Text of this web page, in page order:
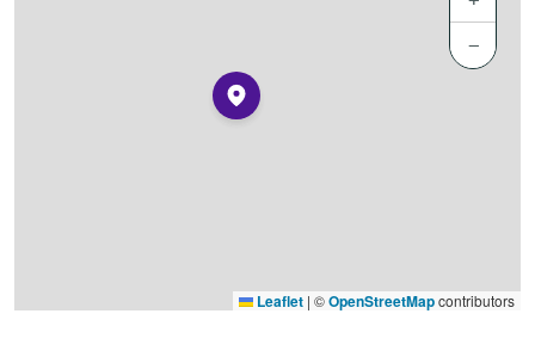
−
Leaflet | ©OpenStreetMapcontributors